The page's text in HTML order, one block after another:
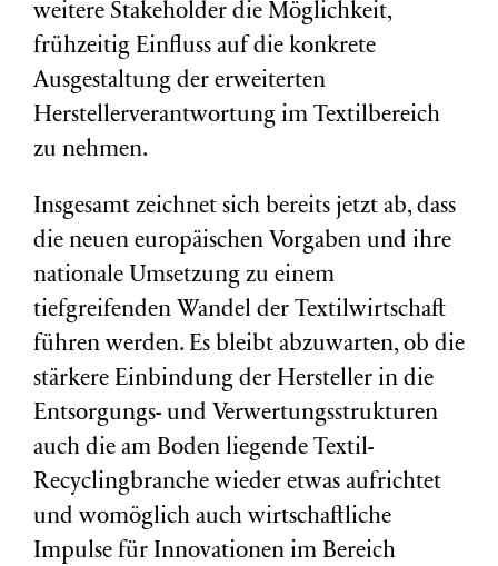
weitere Stakeholder die Möglichkeit,
frühzeitig Einfluss auf die konkrete
Ausgestaltung der erweiterten
Herstellerverantwortung im Textilbereich
zu nehmen.
Insgesamt zeichnet sich bereits jetzt ab, dass
die neuen europäischen Vorgaben und ihre
nationale Umsetzung zu einem
tiefgreifenden Wandel der Textilwirtschaft
führen werden. Es bleibt abzuwarten, ob die
stärkere Einbindung der Hersteller in die
Entsorgungs- und Verwertungsstrukturen
auch die am Boden liegende Textil-
Recyclingbranche wieder etwas aufrichtet
und womöglich auch wirtschaftliche
Impulse für Innovationen im Bereich